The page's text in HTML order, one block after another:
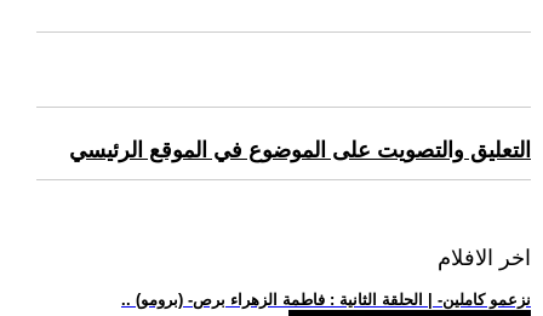
التعليق والتصويت على الموضوع في الموقع الرئيسي
اخر الافلام
.. (برومو) -نزعمو كاملين- | الحلقة الثانية : فاطمة الزهراء برص